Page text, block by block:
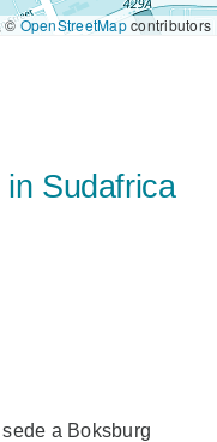
©OpenStreetMapcontributors
Sudafrica
a Boksburg